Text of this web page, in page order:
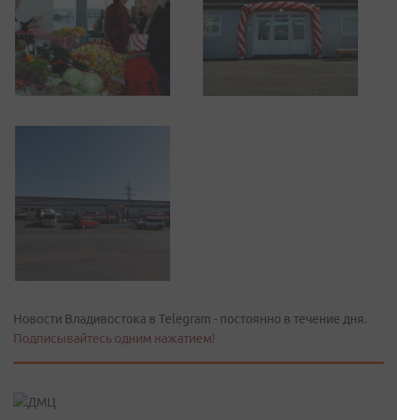
Новости Владивостока в Telegram - постоянно в течение дня.
Подписывайтесь одним нажатием!